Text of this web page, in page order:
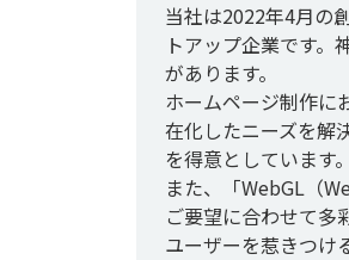
当社は2022年4月の
トアップ企業です
があります。
ホームページ制作に
在化したニーズを解
を得意としています。
また、「WebGL（
ご要望に合わせて多
ユーザーを惹きつけ